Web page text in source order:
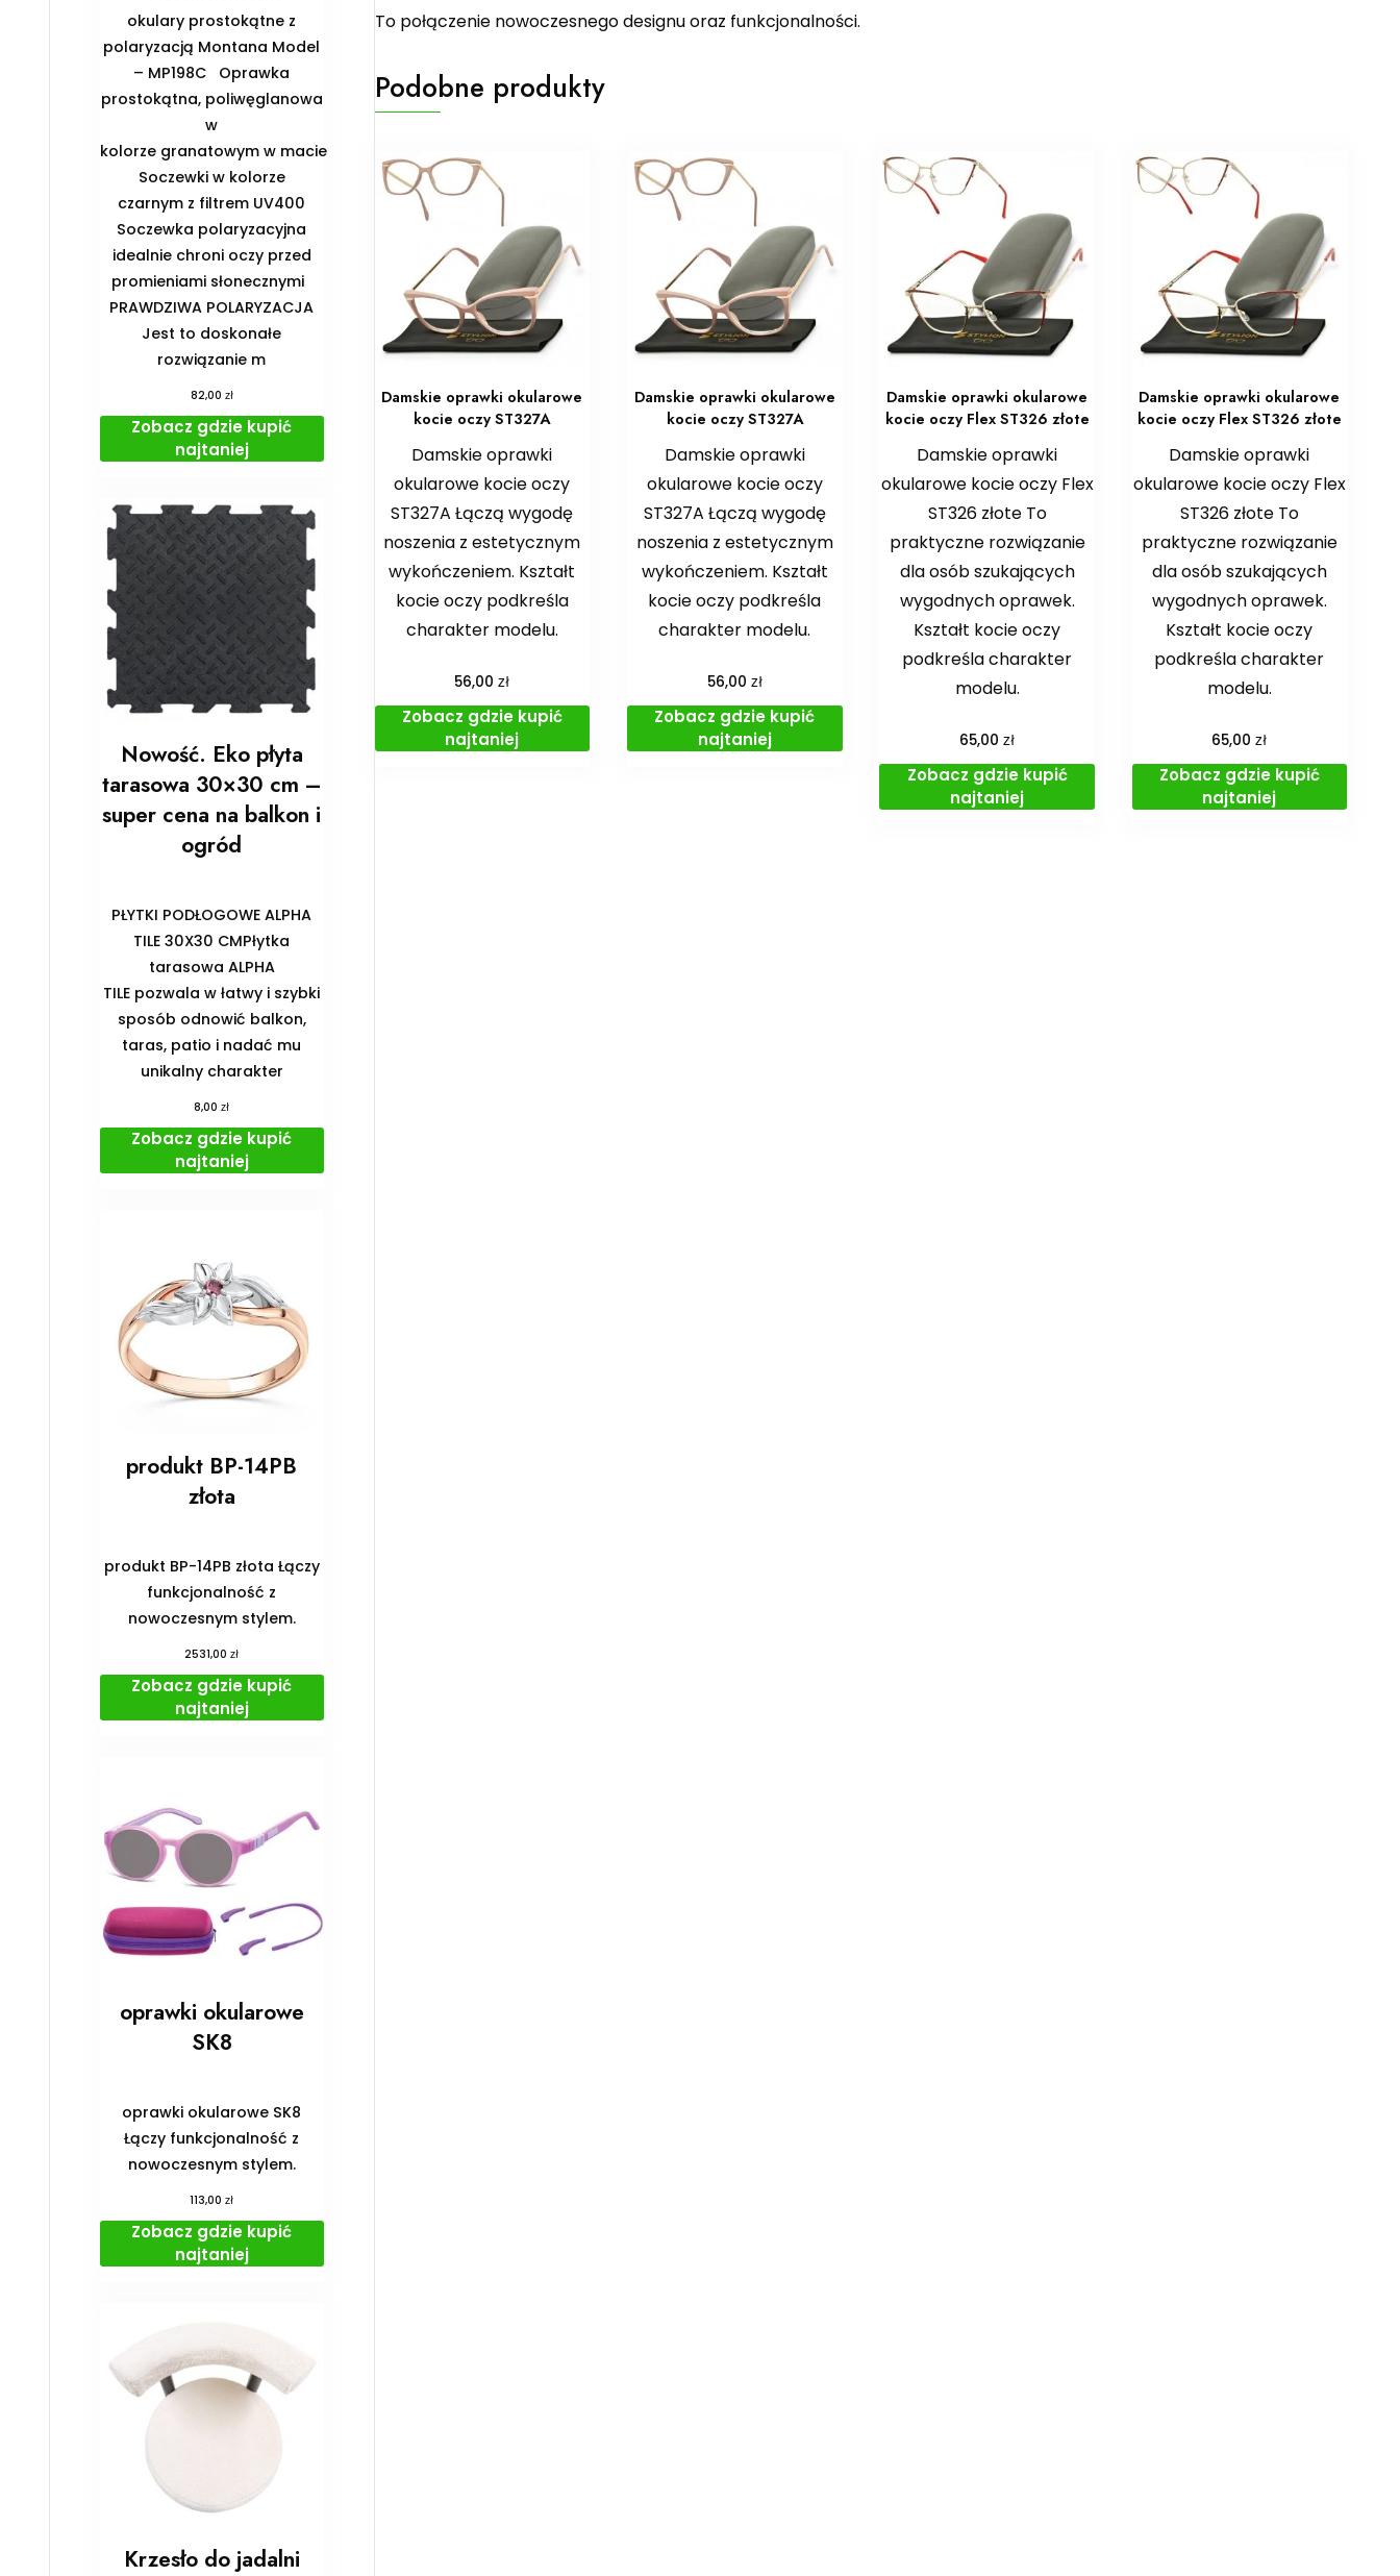
To połączenie nowoczesnego designu oraz funkcjonalności.
Podobne produkty
Damskie oprawki okularowe
kocie oczy ST327A
Damskie oprawki
okularowe kocie oczy
ST327A Łączą wygodę
noszenia z estetycznym
wykończeniem. Kształt
kocie oczy podkreśla
charakter modelu.
56,00zł
Zobacz gdzie kupić
najtaniej
Damskie oprawki okularowe
kocie oczy ST327A
Damskie oprawki
okularowe kocie oczy
ST327A Łączą wygodę
noszenia z estetycznym
wykończeniem. Kształt
kocie oczy podkreśla
charakter modelu.
56,00 zł
Zobacz gdzie kupić
najtaniej
Damskie oprawki okularowe
kocie oczy Flex ST326 złote
Damskie oprawki
okularowe kocie oczy Flex
ST326 złote To
praktyczne rozwiązanie
dla osób szukających
wygodnych oprawek.
Kształt kocie oczy
podkreśla charakter
modelu.
65,00zł
Zobacz gdzie kupić
najtaniej
Damskie oprawki okularowe
kocie oczy Flex ST326 złote
Damskie oprawki
okularowe kocie oczy Flex
ST326 złote To
praktyczne rozwiązanie
dla osób szukających
wygodnych oprawek.
Kształt kocie oczy
podkreśla charakter
modelu.
65,00zł
Zobacz gdzie kupić
najtaniej
okulary prostokątne z
polaryzacją Montana Model
– MP198C Oprawka
prostokątna, poliwęglanowa
w
kolorze granatowym w macie
Soczewki w kolorze
czarnym z filtrem UV400
Soczewka polaryzacyjna
idealnie chroni oczy przed
promieniami słonecznymi
PRAWDZIWA POLARYZACJA
Jest to doskonałe
rozwiązanie m
82,00 zł
Zobacz gdzie kupić
najtaniej
Nowość. Eko płyta
tarasowa 30×30 cm –
super cena na balkon i
ogród
PŁYTKI PODŁOGOWE ALPHA
TILE 30X30 CMPłytka
tarasowa ALPHA
TILE pozwala w łatwy i szybki
sposób odnowić balkon,
taras, patio i nadać mu
unikalny charakter
8,00zł
Zobacz gdzie kupić
najtaniej
produkt BP-14PB
złota
produkt BP-14PB złota Łączy
funkcjonalność z
nowoczesnym stylem.
2531,00zł
Zobacz gdzie kupić
najtaniej
oprawki okularowe
SK8
oprawki okularowe SK8
Łączy funkcjonalność z
nowoczesnym stylem.
113,00zł
Zobacz gdzie kupić
najtaniej
Krzesło do jadalni